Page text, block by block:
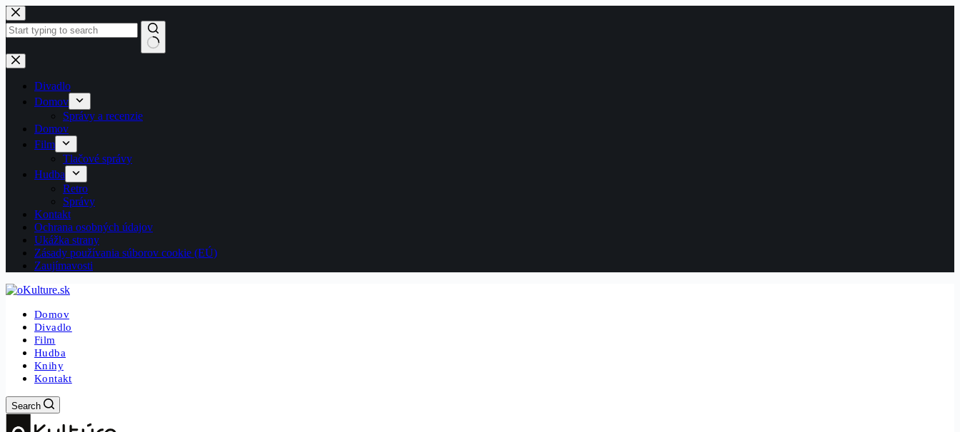
Skip
to
content
No
results
Divadlo
Domov
Správy a recenzie
Domov
Film
Tlačové správy
Hudba
Retro
Správy
Kontakt
Ochrana osobných údajov
Ukážka strany
Zásady používania súborov cookie (EÚ)
Zaujímavosti
Domov
Divadlo
Film
Hudba
Knihy
Kontakt
Search